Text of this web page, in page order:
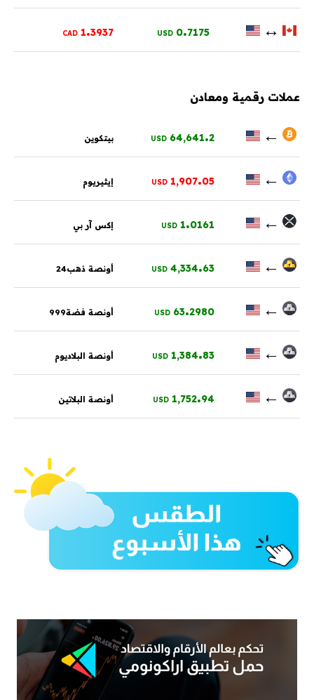
↔
0.7175
USD
1.3937
CAD
عملات رقمية ومعادن
←
64,641.2
USD بيتكوين
←
1,907.05
USD إيثيريوم
←
1.0161
USD إكس آر بي
←
4,334.63
USD أونصة ذهب24
←
63.2980
USD أونصة فضة999
←
1,384.83
USD أونصة البلاديوم
←
1,752.94
USD أونصة البلاتين